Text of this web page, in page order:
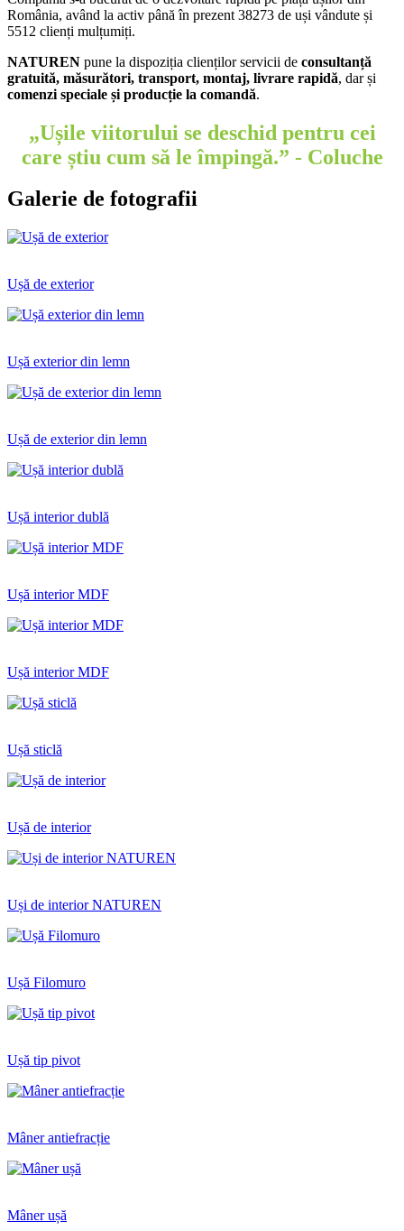
România, având la activ până în prezent 38273 de uși vândute și
5512 clienți mulțumiți.
NATUREN pune la dispoziția clienților servicii de consultanță
gratuită, măsurători, transport, montaj, livrare rapidă, dar și
comenzi speciale și producție la comandă.
„Ușile viitorului se deschid pentru cei
care știu cum să le împingă.” - Coluche
Galerie de fotografii
Ușă de exterior
Ușă exterior din lemn
Ușă de exterior din lemn
Ușă interior dublă
Ușă interior MDF
Ușă interior MDF
Ușă sticlă
Ușă de interior
Uși de interior NATUREN
Ușă Filomuro
Ușă tip pivot
Mâner antiefracție
Mâner ușă